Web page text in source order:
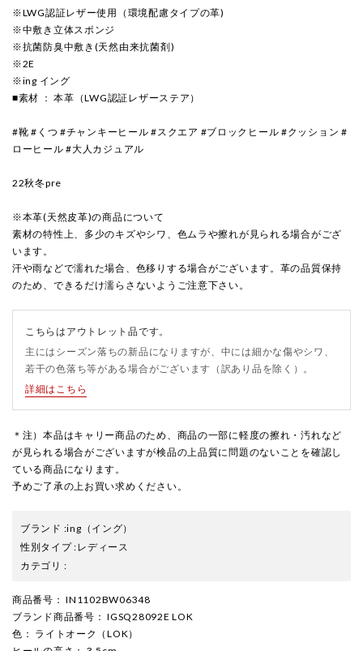
※LWG認証レザー使用（環境配慮タイプの革)
※中敷き立体スポンジ
※抗菌防臭中敷き(天然由来抗菌剤)
※2E
※ing イング
■素材 ： 本革（LWG認証レザーステア）
#靴 #くつ #チャンキーヒール #スクエア #ブロックヒール #クッション #
ローヒール #大人カジュアル
22秋冬pre
※本革(天然皮革)の商品について
素材の特性上、多少のキズやシワ、色ムラや擦れが見られる場合がござ
います。
汗や雨などで濡れた場合、色移りする場合がございます。革の品質保持
のため、できるだけ濡らさないようご注意下さい。
こちらはアウトレット品です。
主にはシーズン落ちの新品になりますが、中には細かな傷やシワ、
若干の色落ち等がある場合がございます（訳あり品を除く）。
詳細はこちら
＊注）本品はキャリー商品のため、商品の一部に軽度の擦れ・汚れなど
が見られる場合がございますが検品の上品質に問題のないことを確認し
ている商品になります。
予めご了承の上お買い求めください。
ブランド :ing （イング）
性別タイプ:レディース
カテゴリ :
商品番号 ： IN1102BW06348
ブランド商品番号 ： IGSQ28092E LOK
色 ： ライトオーク（LOK）